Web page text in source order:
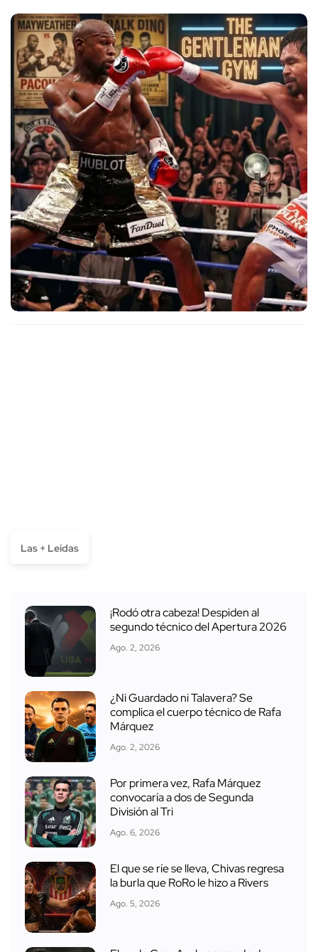
Las + Leídas
¡Rodó otra cabeza! Despiden al
segundo técnico del Apertura 2026
Ago. 2, 2026
¿Ni Guardado ni Talavera? Se
complica el cuerpo técnico de Rafa
Márquez
Ago. 2, 2026
Por primera vez, Rafa Márquez
convocaría a dos de Segunda
División al Tri
Ago. 6, 2026
El que se ríe se lleva, Chivas regresa
la burla que RoRo le hizo a Rivers
Ago. 5, 2026